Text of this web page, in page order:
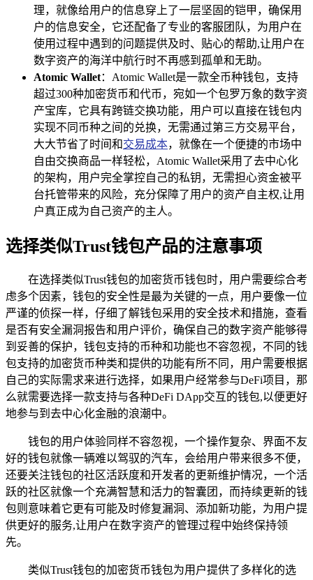
理，就像给用户的信息穿上了一层坚固的铠甲，确保用
户的信息安全，它还配备了专业的客服团队，为用户在
使用过程中遇到的问题提供及时、贴心的帮助,让用户在
数字资产的海洋中航行时不再感到孤单和无助。
Atomic Wallet：Atomic Wallet是一款全币种钱包，支持
超过300种加密货币和代币，宛如一个包罗万象的数字资
产宝库，它具有跨链交换功能，用户可以直接在钱包内
实现不同币种之间的兑换，无需通过第三方交易平台，
大大节省了时间和交易成本，就像在一个便捷的市场中
自由交换商品一样轻松，Atomic Wallet采用了去中心化
的架构，用户完全掌控自己的私钥，无需担心资金被平
台托管带来的风险，充分保障了用户的资产自主权,让用
户真正成为自己资产的主人。
选择类似Trust钱包产品的注意事项
在选择类似Trust钱包的加密货币钱包时，用户需要综合考
虑多个因素，钱包的安全性是最为关键的一点，用户要像一位
严谨的侦探一样，仔细了解钱包采用的安全技术和措施，查看
是否有安全漏洞报告和用户评价，确保自己的数字资产能够得
到妥善的保护，钱包支持的币种和功能也不容忽视，不同的钱
包支持的加密货币种类和提供的功能有所不同，用户需要根据
自己的实际需求来进行选择，如果用户经常参与DeFi项目，那
么就需要选择一款支持与各种DeFi DApp交互的钱包,以便更好
地参与到去中心化金融的浪潮中。
钱包的用户体验同样不容忽视，一个操作复杂、界面不友
好的钱包就像一辆难以驾驭的汽车，会给用户带来很多不便，
还要关注钱包的社区活跃度和开发者的更新维护情况，一个活
跃的社区就像一个充满智慧和活力的智囊团，而持续更新的钱
包则意味着它更有可能及时修复漏洞、添加新功能，为用户提
供更好的服务,让用户在数字资产的管理过程中始终保持领
先。
类似Trust钱包的加密货币钱包为用户提供了多样化的选